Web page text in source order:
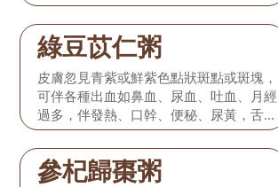
質紅，舌苔黃膩，脈弦數。
綠豆苡仁粥
皮膚忽見青紫或鮮紫色點狀斑點或斑塊，
可伴各種出血如鼻血、尿血、吐血、月經
過多，伴發熱、口幹、便秘、尿黃，舌苔
黃，脈數有力。
參杞歸棗粥